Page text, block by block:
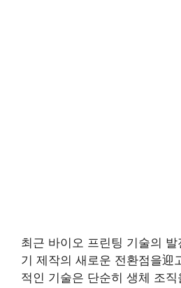
최근 바이오 프린팅 기술의
기 제작의 새로운 전환점을迎
적인 기술은 단순히 생체 조